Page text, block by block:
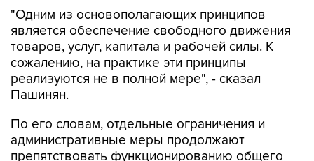
"Одним из основополагающих принципов
является обеспечение свободного движения
товаров, услуг, капитала и рабочей силы. К
сожалению, на практике эти принципы
реализуются не в полной мере", - сказал
Пашинян.
По его словам, отдельные ограничения и
административные меры продолжают
препятствовать функционированию общего